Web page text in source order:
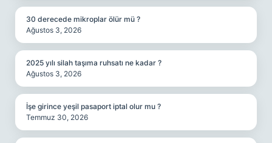
30 derecede mikroplar ölür mü ?
Ağustos 3, 2026
2025 yılı silah taşıma ruhsatı ne kadar ?
Ağustos 3, 2026
İşe girince yeşil pasaport iptal olur mu ?
Temmuz 30, 2026